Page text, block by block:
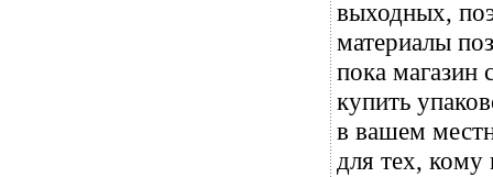
выходных,
материалы
пока магазин
купить
в вашем
для тех, кому